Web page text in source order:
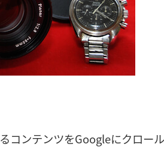
ンテンツをGoogleにクロール